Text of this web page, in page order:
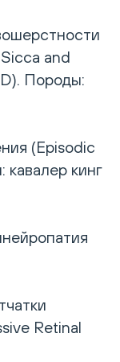
and
Породы:
(Episodic
кинг
Retinal